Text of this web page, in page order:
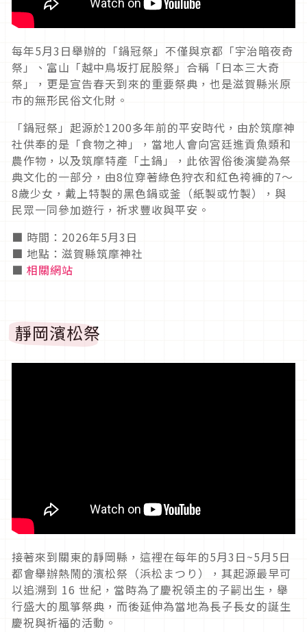
每年5月3日舉辦的「鍋冠祭」不僅與京都「宇治暗夜奇
祭」、富山「越中鳥坂打屁股祭」合稱「日本三大奇
祭」，更是宣告春天到來的重要祭典，也是滋賀縣米原
市的無形民俗文化財。
「鍋冠祭」起源於1200多年前的平安時代，由於筑摩神
社供奉的是「食物之神」，當地人會向宮廷進貢魚類和
農作物，以及筑摩特產「土鍋」，此依習俗後演變為祭
典文化的一部分，由8位穿著綠色狩衣和紅色袴褲的7～
8歲少女，戴上特製的黑色鍋或釜（紙製或竹製），與
民眾一同參加遊行，祈求豐收與平安。
■ 時間：2026年5月3日
■ 地點：滋賀縣筑摩神社
■ 相關網站
靜岡濱松祭
接著來到關東的靜岡縣，這裡在每年的5月3日~5月5日
都會舉辦熱鬧的濱松祭（浜松まつり），其起源最早可
以追溯到 16 世紀，當時為了慶祝領主的子嗣出生，舉
行盛大的風箏祭典，而後延伸為當地為長子長女的誕生
慶祝與祈福的活動。